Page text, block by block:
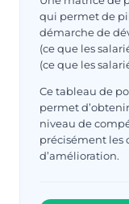
qui permet de
démarche de
(ce que les
(ce que les
Ce tableau de
permet
niveau de
précisément les
d’amélioration.